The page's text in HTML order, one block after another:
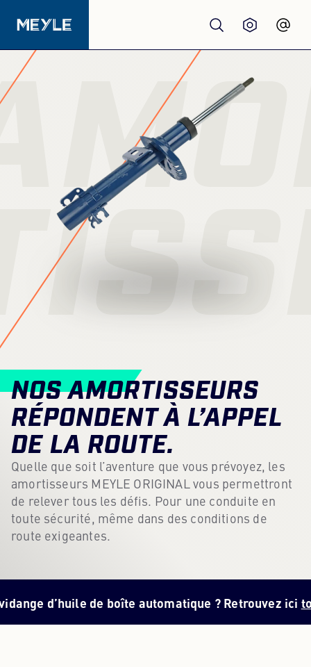
Produits
Distributeurs
À propos de nous
Hub de contenu
Carrière
Bulletin d'information
Langue: Francais
NOS AMORTISSEURS
RÉPONDENT À L’APPEL
DE LA ROUTE.
Quelle que soit l’aventure que vous prévoyez, les
amortisseurs MEYLE ORIGINAL vous permettront
de relever tous les défis. Pour une conduite en
toute sécurité, même dans des conditions de
route exigeantes.
de boîte automatique ? Retrouvez icitoutes les